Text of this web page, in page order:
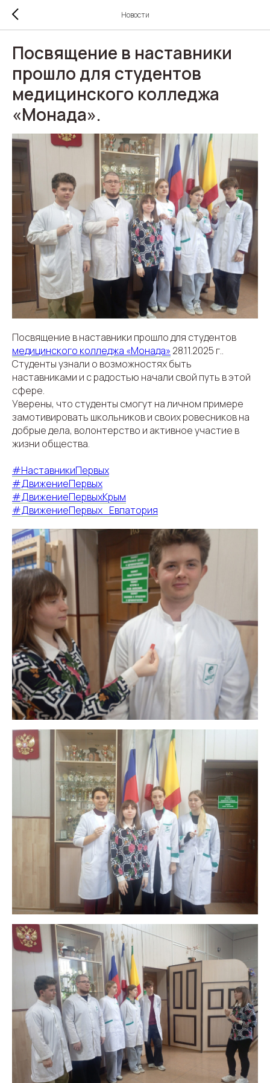
Новости
Посвящение в наставники
прошло для студентов
медицинского колледжа
«Монада».
Посвящение в наставники прошло для студентов
медицинского колледжа «Монада» 28.11.2025 г..
Студенты узнали о возможностях быть
наставниками и с радостью начали свой путь в этой
сфере.
Уверены, что студенты смогут на личном примере
замотивировать школьников и своих ровесников на
добрые дела, волонтерство и активное участие в
жизни общества.
#НаставникиПервых
#ДвижениеПервых
#ДвижениеПервыхКрым
#ДвижениеПервых_Евпатория